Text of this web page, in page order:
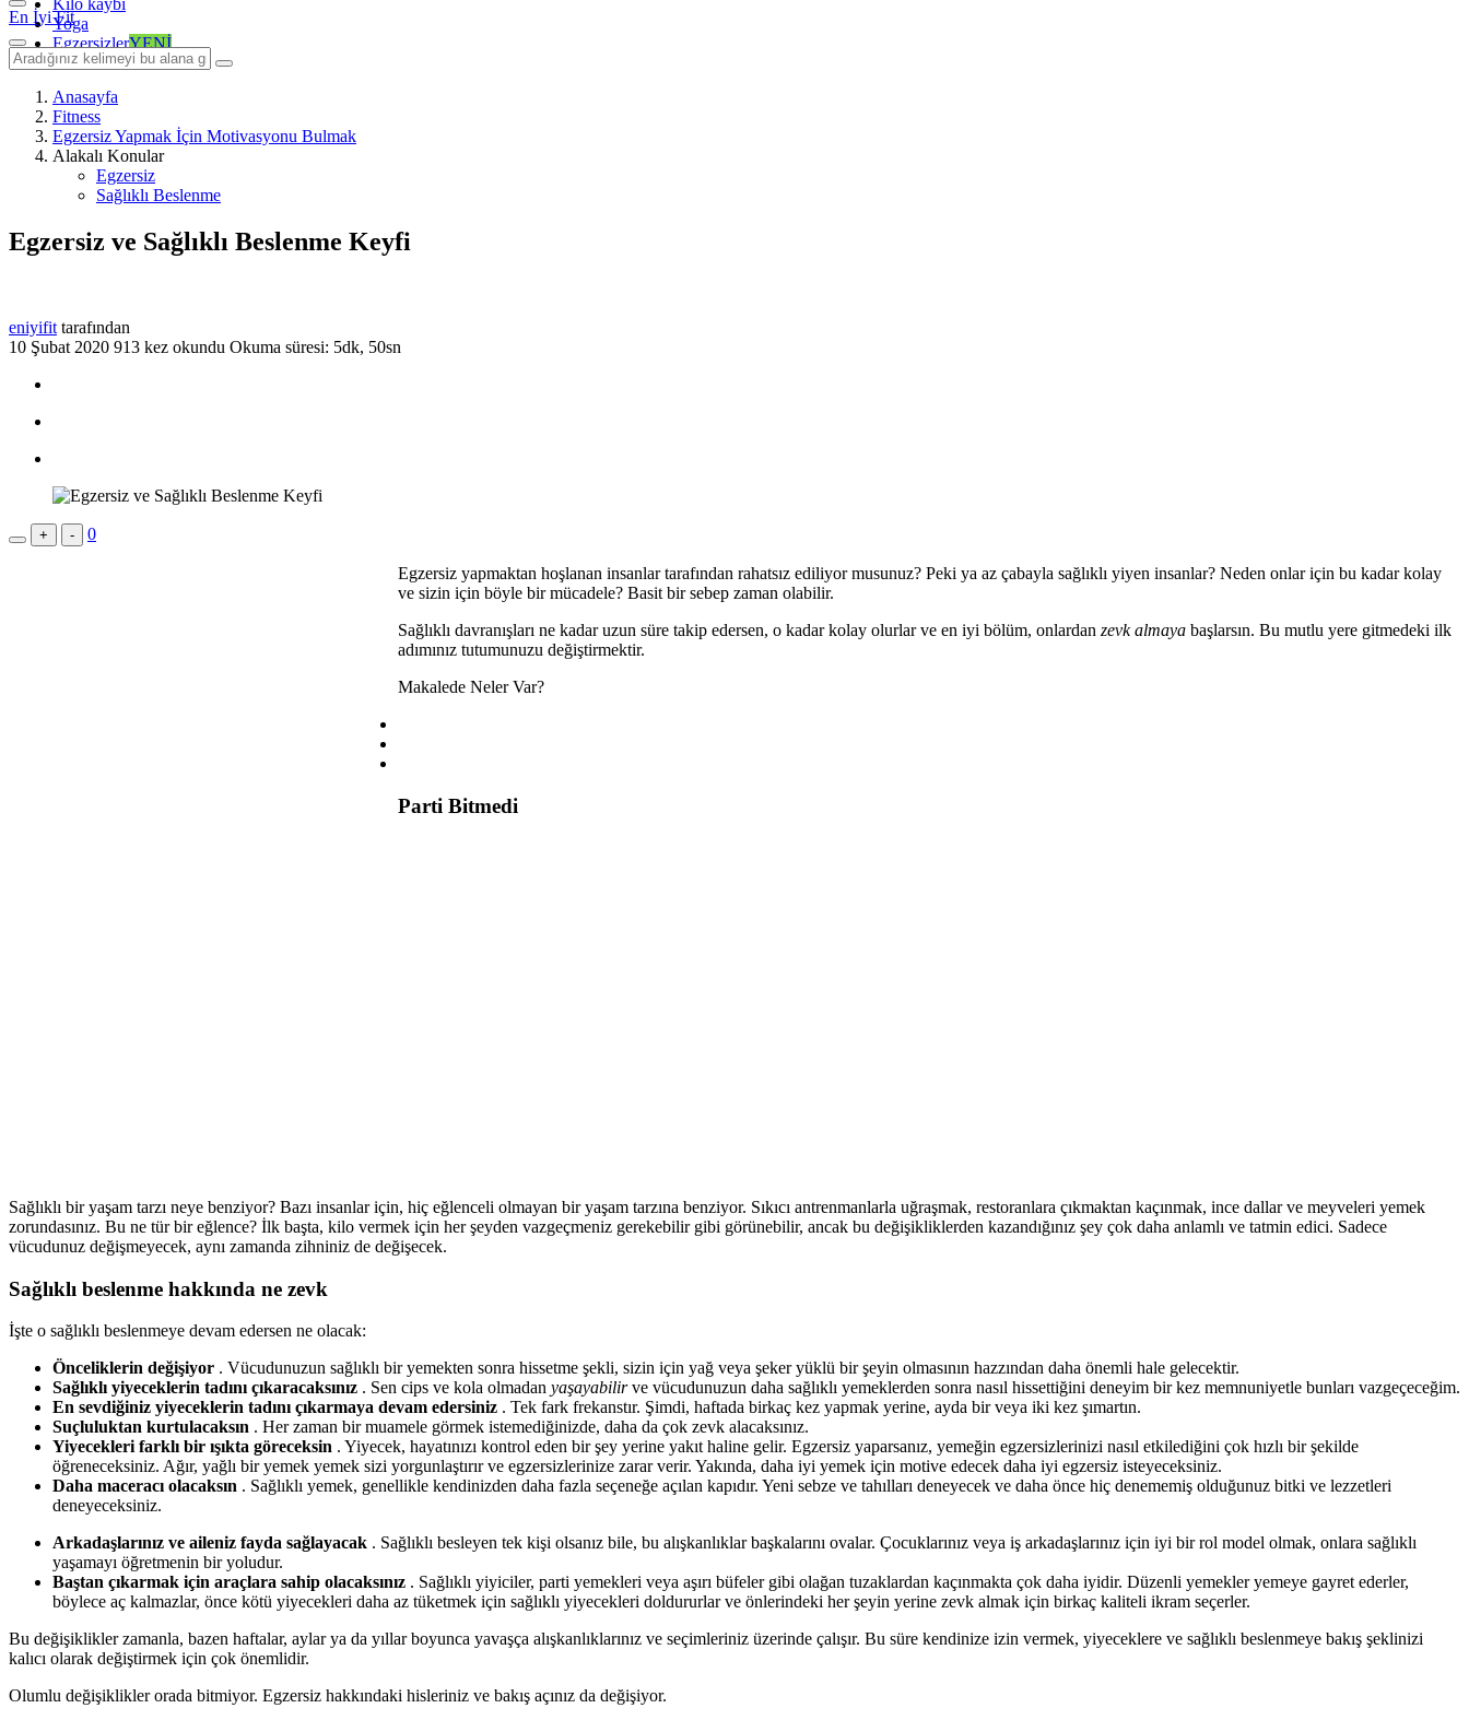
Kilo kaybı
Yoga
EgzersizlerYENİ
En İyi Fit
Anasayfa
Fitness
Egzersiz Yapmak İçin Motivasyonu Bulmak
Alakalı Konular
Egzersiz
Sağlıklı Beslenme
Egzersiz ve Sağlıklı Beslenme Keyfi
eniyifit tarafından
10 Şubat 2020 913 kez okundu Okuma süresi: 5dk, 50sn
+ - 0
Egzersiz yapmaktan hoşlanan insanlar tarafından rahatsız ediliyor musunuz? Peki ya az çabayla sağlıklı yiyen insanlar? Neden onlar için bu kadar kolay
ve sizin için böyle bir mücadele? Basit bir sebep zaman olabilir.
Sağlıklı davranışları ne kadar uzun süre takip edersen, o kadar kolay olurlar ve en iyi bölüm, onlardan zevk almaya başlarsın. Bu mutlu yere gitmedeki ilk
adımınız tutumunuzu değiştirmektir.
Makalede Neler Var?
Parti Bitmedi
Sağlıklı bir yaşam tarzı neye benziyor? Bazı insanlar için, hiç eğlenceli olmayan bir yaşam tarzına benziyor. Sıkıcı antrenmanlarla uğraşmak, restoranlara çıkmaktan kaçınmak, ince dallar ve meyveleri yemek
zorundasınız. Bu ne tür bir eğlence? İlk başta, kilo vermek için her şeyden vazgeçmeniz gerekebilir gibi görünebilir, ancak bu değişikliklerden kazandığınız şey çok daha anlamlı ve tatmin edici. Sadece
vücudunuz değişmeyecek, aynı zamanda zihniniz de değişecek.
Sağlıklı beslenme hakkında ne zevk
İşte o sağlıklı beslenmeye devam edersen ne olacak:
Önceliklerin değişiyor . Vücudunuzun sağlıklı bir yemekten sonra hissetme şekli, sizin için yağ veya şeker yüklü bir şeyin olmasının hazzından daha önemli hale gelecektir.
Sağlıklı yiyeceklerin tadını çıkaracaksınız . Sen cips ve kola olmadan yaşayabilirve vücudunuzun daha sağlıklı yemeklerden sonra nasıl hissettiğini deneyim bir kez memnuniyetle bunları vazgeçeceğim.
En sevdiğiniz yiyeceklerin tadını çıkarmaya devam edersiniz . Tek fark frekanstır. Şimdi, haftada birkaç kez yapmak yerine, ayda bir veya iki kez şımartın.
Suçluluktan kurtulacaksın . Her zaman bir muamele görmek istemediğinizde, daha da çok zevk alacaksınız.
Yiyecekleri farklı bir ışıkta göreceksin . Yiyecek, hayatınızı kontrol eden bir şey yerine yakıt haline gelir. Egzersiz yaparsanız, yemeğin egzersizlerinizi nasıl etkilediğini çok hızlı bir şekilde
öğreneceksiniz. Ağır, yağlı bir yemek yemek sizi yorgunlaştırır ve egzersizlerinize zarar verir. Yakında, daha iyi yemek için motive edecek daha iyi egzersiz isteyeceksiniz.
Daha maceracı olacaksın . Sağlıklı yemek, genellikle kendinizden daha fazla seçeneğe açılan kapıdır. Yeni sebze ve tahılları deneyecek ve daha önce hiç denememiş olduğunuz bitki ve lezzetleri
deneyeceksiniz.
Arkadaşlarınız ve aileniz fayda sağlayacak . Sağlıklı besleyen tek kişi olsanız bile, bu alışkanlıklar başkalarını ovalar. Çocuklarınız veya iş arkadaşlarınız için iyi bir rol model olmak, onlara sağlıklı
yaşamayı öğretmenin bir yoludur.
Baştan çıkarmak için araçlara sahip olacaksınız . Sağlıklı yiyiciler, parti yemekleri veya aşırı büfeler gibi olağan tuzaklardan kaçınmakta çok daha iyidir. Düzenli yemekler yemeye gayret ederler,
böylece aç kalmazlar, önce kötü yiyecekleri daha az tüketmek için sağlıklı yiyecekleri doldururlar ve önlerindeki her şeyin yerine zevk almak için birkaç kaliteli ikram seçerler.
Bu değişiklikler zamanla, bazen haftalar, aylar ya da yıllar boyunca yavaşça alışkanlıklarınız ve seçimleriniz üzerinde çalışır. Bu süre kendinize izin vermek, yiyeceklere ve sağlıklı beslenmeye bakış şeklinizi
kalıcı olarak değiştirmek için çok önemlidir.
Olumlu değişiklikler orada bitmiyor. Egzersiz hakkındaki hisleriniz ve bakış açınız da değişiyor.